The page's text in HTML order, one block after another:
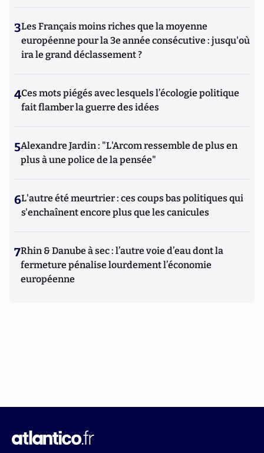
3Les Français moins riches que la moyenne
européenne pour la 3e année consécutive : jusqu'où
ira le grand déclassement ?
4Ces mots piégés avec lesquels l’écologie politique
fait flamber la guerre des idées
5Alexandre Jardin : "L'Arcom ressemble de plus en
plus à une police de la pensée"
6L'autre été meurtrier : ces coups bas politiques qui
s'enchaînent encore plus que les canicules
7Rhin & Danube à sec : l’autre voie d’eau dont la
fermeture pénalise lourdement l’économie
européenne